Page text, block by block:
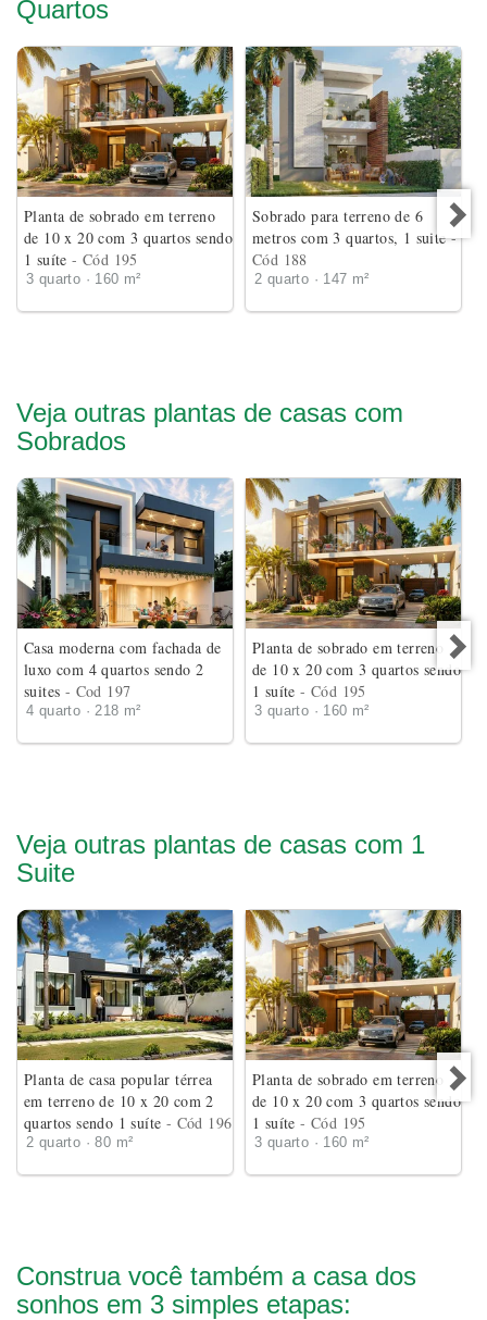
Quartos
Planta de sobrado em terreno
de 10 x 20 com 3 quartos sendo
1 suíte- Cód 195
3 quarto · 160 m²
Sobrado para terreno de 6
metros com 3 quartos, 1 suite-
Cód 188
2 quarto · 147 m²
Veja outras plantas de casas com
Sobrados
Casa moderna com fachada de
luxo com 4 quartos sendo 2
suites - Cod 197
4 quarto · 218 m²
Planta de sobrado em terreno
de 10 x 20 com 3 quartos sendo
1 suíte- Cód 195
3 quarto · 160 m²
Veja outras plantas de casas com 1
Suite
Planta de casa popular térrea
em terreno de 10 x 20 com 2
quartos sendo 1 suíte - Cód 196
2 quarto · 80 m²
Planta de sobrado em terreno
de 10 x 20 com 3 quartos sendo
1 suíte- Cód 195
3 quarto · 160 m²
Construa você também a casa dos
sonhos em 3 simples etapas: